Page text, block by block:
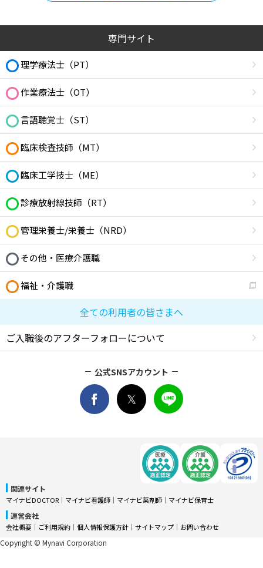
専門サイト
理学療法士（PT）
作業療法士（OT）
言語聴覚士（ST）
臨床検査技師（MT）
臨床工学技士（ME）
診療放射線技師（RT）
管理栄養士/栄養士（NRD）
その他・医療介護職
福祉・介護職
全ての利用者の皆さまへ
ご入職後のアフターフォローについて
公式SNSアカウント
関連サイト
マイナビDOCTOR │ マイナビ看護師 │ マイナビ薬剤師 │ マイナビ保育士
運営会社
会社概要 │ ご利用規約 │ 個人情報保護方針 │ サイトマップ │ お問い合わせ
Copyright © Mynavi Corporation